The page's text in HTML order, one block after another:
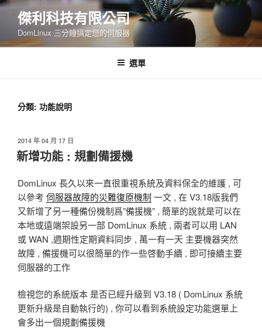
跳
要
傑利科技有限公司
DomLinux 三分鐘搞定您的伺服器
選單
分類: 功能說明
發
佈
於
2014 年 04 月 17 日
新增功能 : 規劃備援機
DomLinux 長久以來一直很重視系統及資料保全的維護 , 可
以參考 伺服器故障的災難復原機制 一文 , 在 V3.18版我們
又新增了另一種備份機制爲”備援機” , 簡單的說就是可以在
本地或遠端架設另一部 DomLinux 系統 , 兩者可以用 LAN
或 WAN ,週期性定期資料同步 , 萬一有一天 主要機器突然
故障 , 備援機可以很簡單的作一些啓動手續 , 即可接續主要
伺服器的工作
檢視您的系統版本 是否已經升級到 V3.18 ( DomLinux 系統
更新升級是自動執行的) , 你可以看到系統設定功能選單上
會多出一個規劃備援機